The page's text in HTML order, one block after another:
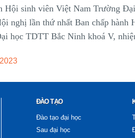
Hội sinh viên Việt Nam Trường
nghị lần thứ nhất Ban chấp hành
học TDTT Bắc Ninh khoá V,
ĐÀO TẠO
Đào tạo đại học
Sau đại học